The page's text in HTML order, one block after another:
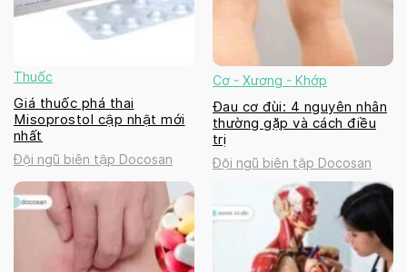
Thuốc
Giá thuốc phá thai
Misoprostol cập nhật mới
nhất
Đội ngũ biên tập Docosan
Cơ - Xương - Khớp
Đau cơ đùi: 4 nguyên nhân
thường gặp và cách điều
trị
Đội ngũ biên tập Docosan